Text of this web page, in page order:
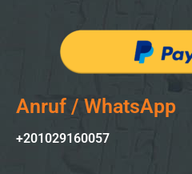
Anruf / WhatsApp
+201029160057